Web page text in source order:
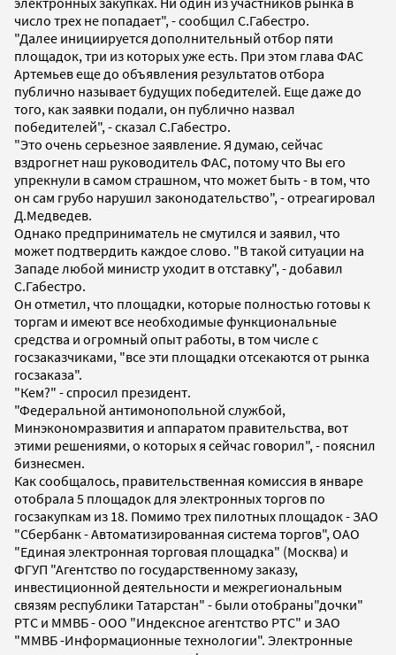
число трех не попадает", - сообщил С.Габестро.
"Далее инициируется дополнительный отбор пяти
площадок, три из которых уже есть. При этом глава ФАС
Артемьев еще до объявления результатов отбора
публично называет будущих победителей. Еще даже до
того, как заявки подали, он публично назвал
победителей", - сказал С.Габестро.
"Это очень серьезное заявление. Я думаю, сейчас
вздрогнет наш руководитель ФАС, потому что Вы его
упрекнули в самом страшном, что может быть - в том, что
он сам грубо нарушил законодательство", - отреагировал
Д.Медведев.
Однако предприниматель не смутился и заявил, что
может подтвердить каждое слово. "В такой ситуации на
Западе любой министр уходит в отставку", - добавил
С.Габестро.
Он отметил, что площадки, которые полностью готовы к
торгам и имеют все необходимые функциональные
средства и огромный опыт работы, в том числе с
госзаказчиками, "все эти площадки отсекаются от рынка
госзаказа".
"Кем?" - спросил президент.
"Федеральной антимонопольной службой,
Минэкономразвития и аппаратом правительства, вот
этими решениями, о которых я сейчас говорил", - пояснил
бизнесмен.
Как сообщалось, правительственная комиссия в январе
отобрала 5 площадок для электронных торгов по
госзакупкам из 18. Помимо трех пилотных площадок - ЗАО
"Сбербанк - Автоматизированная система торгов", ОАО
"Единая электронная торговая площадка" (Москва) и
ФГУП "Агентство по государственному заказу,
инвестиционной деятельности и межрегиональным
связям республики Татарстан" - были отобраны"дочки"
РТС и ММВБ - ООО "Индексное агентство РТС" и ЗАО
"ММВБ -Информационные технологии". Электронные